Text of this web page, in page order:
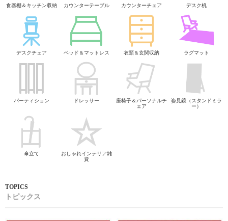
食器棚＆キッチン収納 カウンターテーブル カウンターチェア デスク机
デスクチェア ベッド＆マットレス 衣類＆玄関収納 ラグマット
パーティション ドレッサー
座椅子＆パーソナルチ
ェア
姿見鏡（スタンドミラ
ー）
傘立て
おしゃれインテリア雑
貨
トピックス